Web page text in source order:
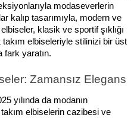
modaseverlerin
kalıp tasarımıyla, modern ve
klasik ve sportif şıklığı
elbiseleriyle stilinizi bir üst
fark yaratın.
Zamansız Elegans
yılında da modanın
elbiselerin cazibesi ve